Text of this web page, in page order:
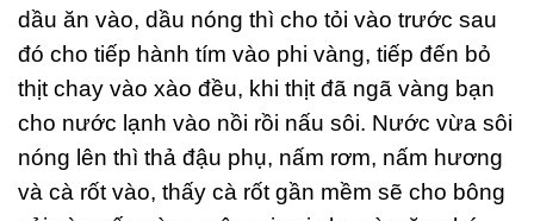
dầu ăn vào, dầu nóng thì cho tỏi vào trước sau
đó cho tiếp hành tím vào phi vàng, tiếp đến bỏ
thịt chay vào xào đều, khi thịt đã ngã vàng bạn
cho nước lạnh vào nồi rồi nấu sôi. Nước vừa sôi
nóng lên thì thả đậu phụ, nấm rơm, nấm hương
và cà rốt vào, thấy cà rốt gần mềm sẽ cho bông